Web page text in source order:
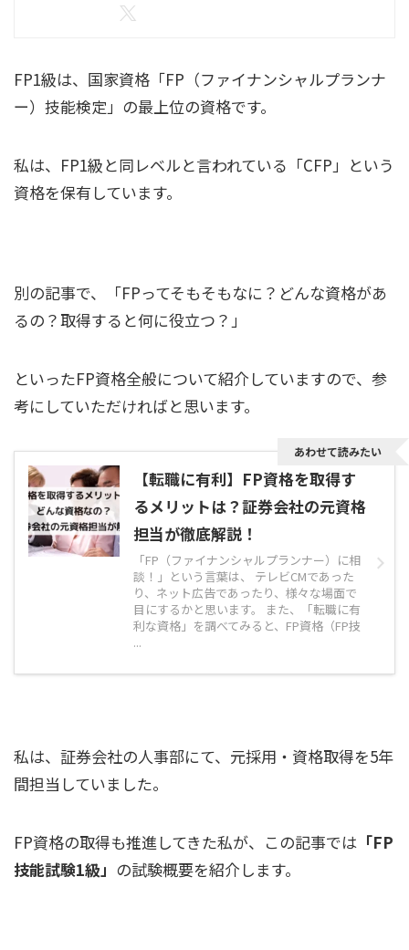
FP1級は、国家資格「FP（ファイナンシャルプランナ
ー）技能検定」の最上位の資格です。
私は、FP1級と同レベルと言われている「CFP」という
資格を保有しています。
別の記事で、「FPってそもそもなに？どんな資格があ
るの？取得すると何に役立つ？」
といったFP資格全般について紹介していますので、参
考にしていただければと思います。
【転職に有利】FP資格を取得す
るメリットは？証券会社の元資格
担当が徹底解説！
「FP（ファイナンシャルプランナー）に相
談！」という言葉は、 テレビCMであった
り、ネット広告であったり、様々な場面で
目にするかと思います。 また、「転職に有
利な資格」を調べてみると、FP資格（FP技
...
あわせて読みたい
私は、証券会社の人事部にて、元採用・資格取得を5年
間担当していました。
FP資格の取得も推進してきた私が、この記事では 「FP
技能試験1級」 の試験概要を紹介します。